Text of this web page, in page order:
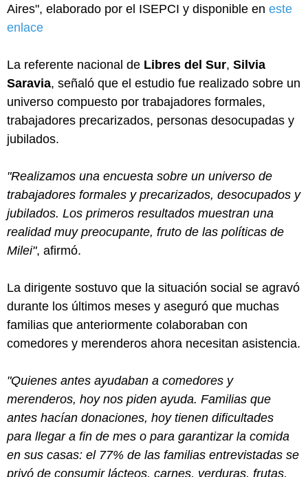
Aires", elaborado por el ISEPCI y disponible en este
enlace
La referente nacional de Libres del Sur, Silvia
Saravia, señaló que el estudio fue realizado sobre un
universo compuesto por trabajadores formales,
trabajadores precarizados, personas desocupadas y
jubilados.
"Realizamos una encuesta sobre un universo de
trabajadores formales y precarizados, desocupados y
jubilados. Los primeros resultados muestran una
realidad muy preocupante, fruto de las políticas de
Milei", afirmó.
La dirigente sostuvo que la situación social se agravó
durante los últimos meses y aseguró que muchas
familias que anteriormente colaboraban con
comedores y merenderos ahora necesitan asistencia.
"Quienes antes ayudaban a comedores y
merenderos, hoy nos piden ayuda. Familias que
antes hacían donaciones, hoy tienen dificultades
para llegar a fin de mes o para garantizar la comida
en sus casas: el 77% de las familias entrevistadas se
privó de consumir lácteos, carnes, verduras, frutas,